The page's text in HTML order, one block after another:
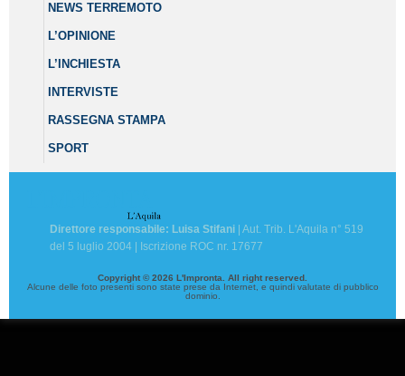
NEWS TERREMOTO
L’OPINIONE
L’INCHIESTA
INTERVISTE
RASSEGNA STAMPA
SPORT
Direttore responsabile: Luisa Stifani | Aut. Trib. L'Aquila n° 519
del 5 luglio 2004 | Iscrizione ROC nr. 17677
Copyright © 2026 L'Impronta. All right reserved.
Alcune delle foto presenti sono state prese da Internet, e quindi valutate di pubblico
dominio.